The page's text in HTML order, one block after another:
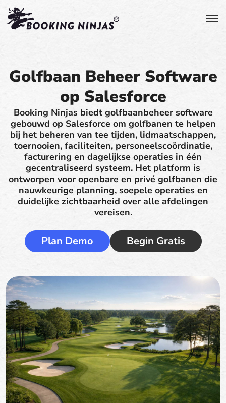
Golfbaan Beheer Software
op Salesforce
Booking Ninjas biedt golfbaanbeheer software
gebouwd op Salesforce om golfbanen te helpen
bij het beheren van tee tijden, lidmaatschappen,
toernooien, faciliteiten, personeelscoördinatie,
facturering en dagelijkse operaties in één
gecentraliseerd systeem. Het platform is
ontworpen voor openbare en privé golfbanen die
nauwkeurige planning, soepele operaties en
duidelijke zichtbaarheid over alle afdelingen
vereisen.
Plan Demo Begin Gratis